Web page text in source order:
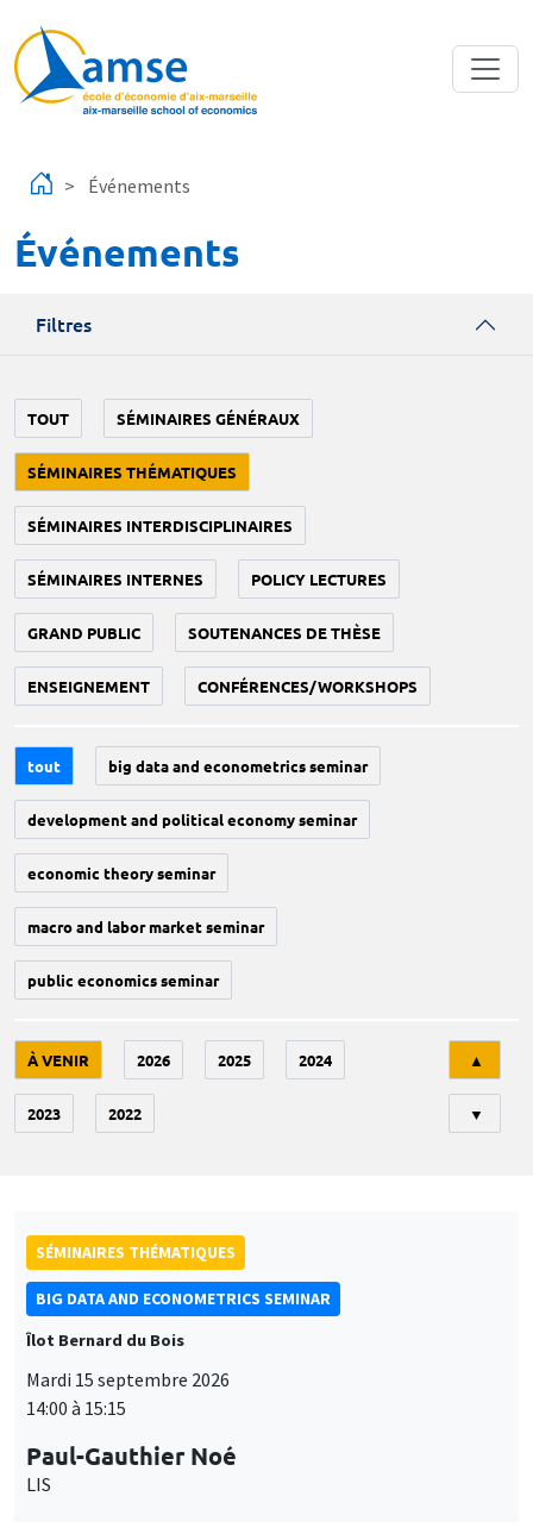
Événements
Événements
Filtres
TOUT SÉMINAIRES GÉNÉRAUX
SÉMINAIRES THÉMATIQUES
SÉMINAIRES INTERDISCIPLINAIRES
SÉMINAIRES INTERNES POLICY LECTURES
GRAND PUBLIC SOUTENANCES DE THÈSE
ENSEIGNEMENT CONFÉRENCES/WORKSHOPS
tout big data and econometrics seminar
development and political economy seminar
economic theory seminar
macro and labor market seminar
public economics seminar
À VENIR 2026 2025 2024
2023 2022
▲
▼
SÉMINAIRES THÉMATIQUES
BIG DATA AND ECONOMETRICS SEMINAR
Îlot Bernard du Bois
Mardi 15 septembre 2026
14:00 à 15:15
Paul-Gauthier Noé
LIS